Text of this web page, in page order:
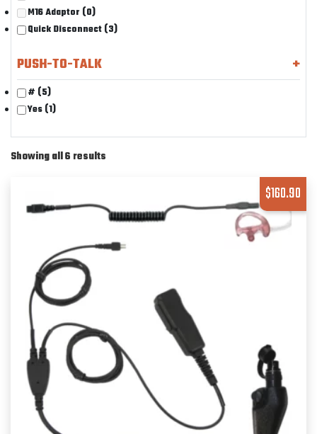
M16 Adaptor (0)
Quick Disconnect (3)
PUSH-TO-TALK +
# (5)
Yes (1)
Showing all 6 results
$160.90